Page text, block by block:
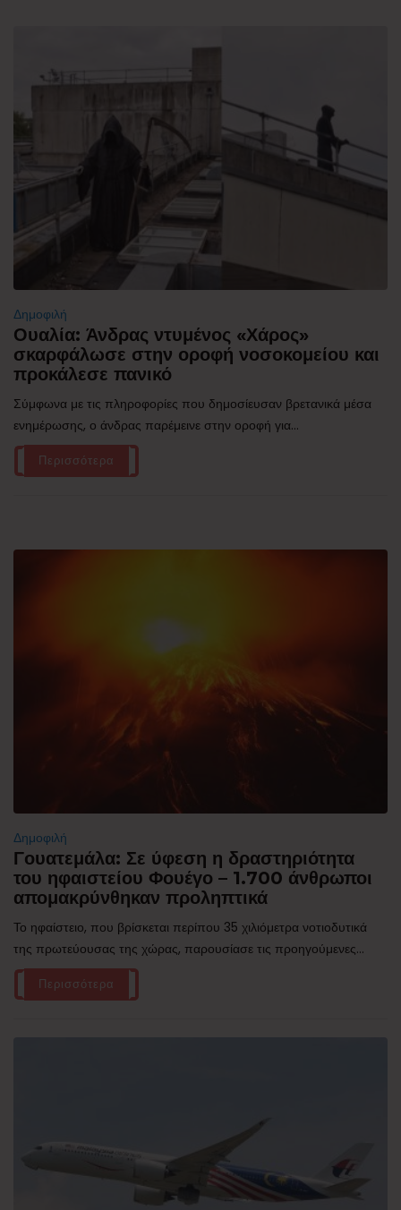
Δημοφιλή
Ουαλία: Άνδρας ντυμένος «Χάρος»
σκαρφάλωσε στην οροφή νοσοκομείου και
προκάλεσε πανικό
Σύμφωνα με τις πληροφορίες που δημοσίευσαν βρετανικά μέσα
ενημέρωσης, ο άνδρας παρέμεινε στην οροφή για...
Περισσότερα
Δημοφιλή
Γουατεμάλα: Σε ύφεση η δραστηριότητα
του ηφαιστείου Φουέγο – 1.700 άνθρωποι
απομακρύνθηκαν προληπτικά
Το ηφαίστειο, που βρίσκεται περίπου 35 χιλιόμετρα νοτιοδυτικά
της πρωτεύουσας της χώρας, παρουσίασε τις προηγούμενες...
Περισσότερα